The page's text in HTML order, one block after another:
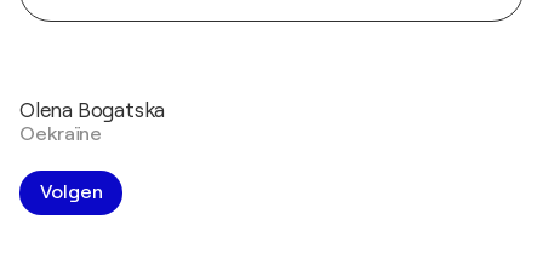
Olena Bogatska
Oekraïne
Volgen